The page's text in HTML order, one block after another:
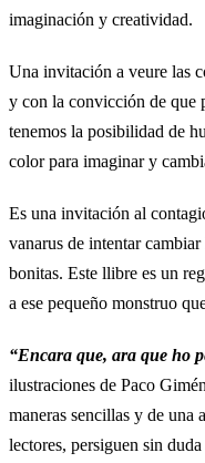
imaginación y creatividad.
Una invitación a veure las
y con la convicción de que
tenemos la posibilidad de
color para imaginar y
Es una invitación al
vanarus de intentar
bonitas. Este llibre es un
a ese pequeño monstruo
“Encara que, ara que ho
ilustraciones de Paco
maneras sencillas y de una
lectores, persiguen sin